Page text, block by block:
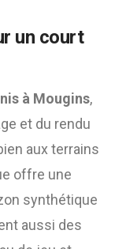
un court
à Mougins,
et du rendu
aux terrains
offre une
synthétique
aussi des